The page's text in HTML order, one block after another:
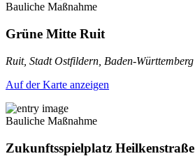
Bauliche Maßnahme
Grüne Mitte Ruit
Ruit, Stadt Ostfildern, Baden-Württemberg
Auf der Karte anzeigen
Bauliche Maßnahme
Zukunftsspielplatz Heilkenstraße